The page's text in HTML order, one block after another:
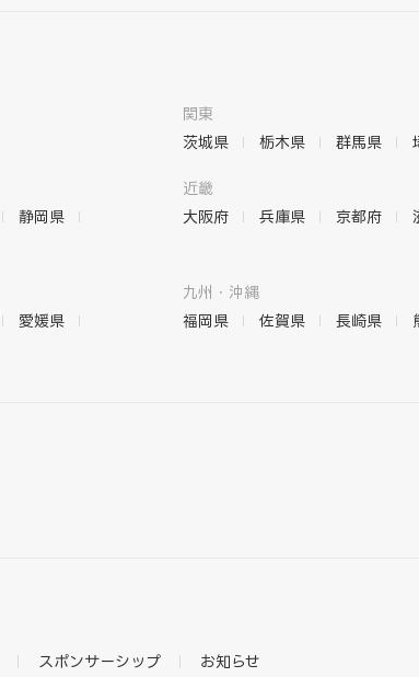
関東
茨城県
栃木県 群馬県
静岡県
近畿
大阪府
兵庫県 京都府
愛媛県
九州・沖縄
福岡県
佐賀県 長崎県
スポンサーシップ お知らせ